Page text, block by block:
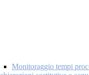
Monitoraggio tempi